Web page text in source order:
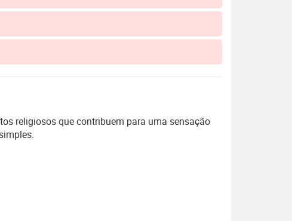
religiosos que contribuem para uma sensação